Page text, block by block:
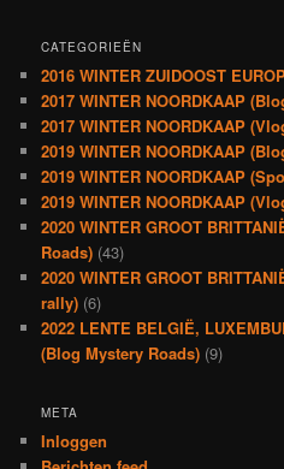
CATEGORIEËN
2016 WINTER ZUIDOOST
2017 WINTER NOORDKAAP
2017 WINTER NOORDKAAP
2019 WINTER NOORDKAAP
2019 WINTER NOORDKAAP
2019 WINTER NOORDKAAP
2020 WINTER GROOT
Roads) (43)
2020 WINTER GROOT
rally) (6)
2022 LENTE BELGIË,
(Blog Mystery Roads) (9)
META
Inloggen